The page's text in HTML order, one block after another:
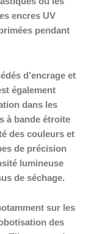
encres UV
pendant
d’encrage et
également
dans les
à bande étroite
des couleurs et
de précision
lumineuse
de séchage.
sur les
des